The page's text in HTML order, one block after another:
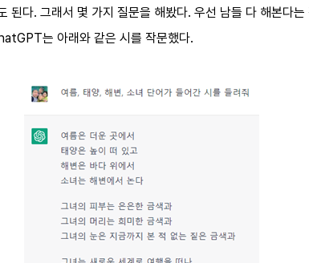
된다. 그래서 몇 가지 질문을 해봤다. 우선 남들 다 해본다
는 아래와 같은 시를 작문했다.